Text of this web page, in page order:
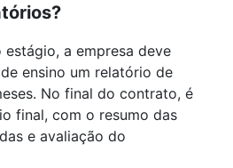
a empresa deve
ensino um relatório de
No final do contrato, é
final, com o resumo das
e avaliação do